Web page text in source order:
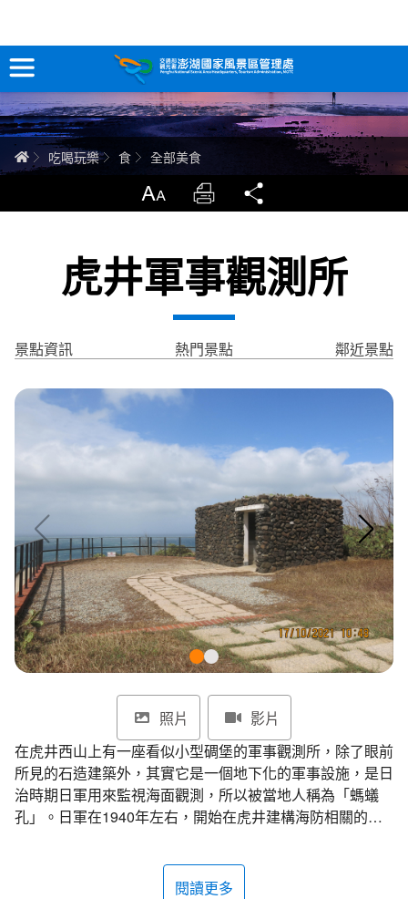
跳
到
主
要
內
容
訊息專區
關於澎湖
智慧觀光情報站
環境教育網
RSS 臉書粉絲團
English
日本語 Tiếng Việt
ไทย Bahasa indonesia
全部美食
首頁吃喝玩樂 食 全部美食
放大 列印
虎井軍事觀測所
景點資訊 熱門景點 鄰近景點
照片
影片
在虎井西山上有一座看似小型碉堡的軍事觀測所，除了眼前
所見的石造建築外，其實它是一個地下化的軍事設施，是日
治時期日軍用來監視海面觀測，所以被當地人稱為「螞蟻
孔」。日軍在1940年左右，開始在虎井建構海防相關的軍
謠傳為「日軍山本五十六大將南進指揮所」，但後來經過考
證，已經證實是錯誤傳言，這個螞蟻孔只是單純海防駐軍。
閱讀更多